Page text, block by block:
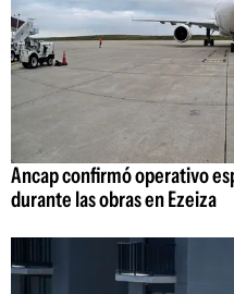
Ancap confirmó operativo
durante las obras en Ezeiza